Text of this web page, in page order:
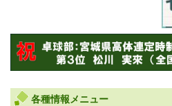
各種情報メニュー